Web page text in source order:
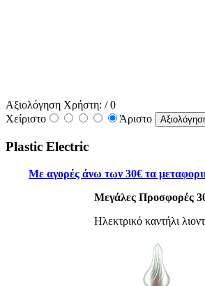
Αξιολόγηση Χρήστη: / 0
Χείριστο
Άριστο
Plastic Electric
Με αγορές άνω των 30€ τα
Μεγάλες Προσφορές
Ηλεκτρικό καντήλι